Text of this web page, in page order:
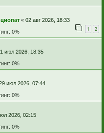
« 02 авг 2026, 18:33
1 2
0%
июл 2026, 18:35
0%
июл 2026, 07:44
0%
2026, 02:15
0%